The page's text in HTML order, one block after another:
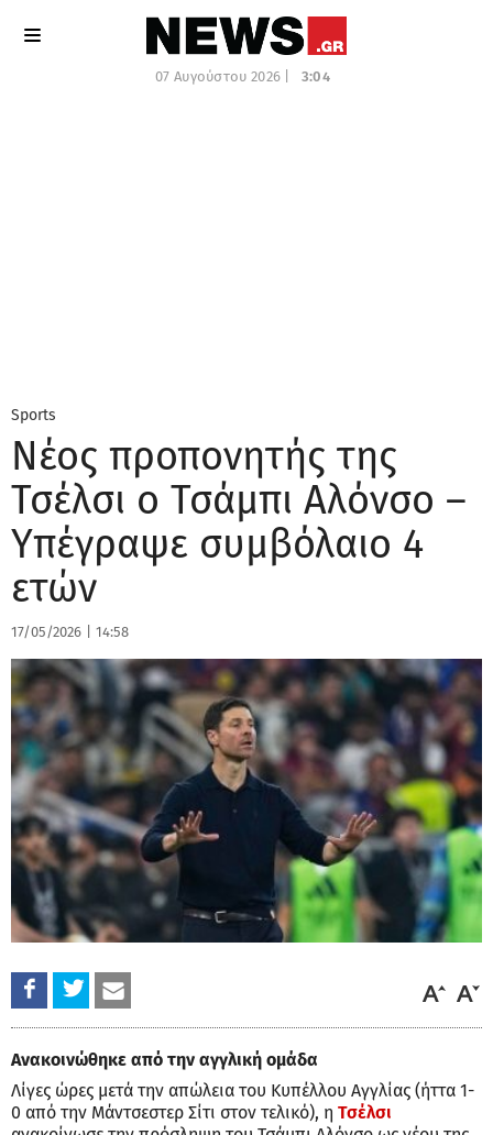
07 Αυγούστου 2026 | 3:04
Sports
Νέος προπονητής της
Τσέλσι ο Τσάμπι Αλόνσο –
Υπέγραψε συμβόλαιο 4
ετών
17/05/2026 14:58
Ανακοινώθηκε από την αγγλική ομάδα
Λίγες ώρες μετά την απώλεια του Κυπέλλου Αγγλίας (ήττα 1-
0 από την Μάντσεστερ Σίτι στον τελικό), η Τσέλσι